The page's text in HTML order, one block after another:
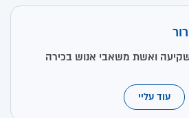
ואשת משאבי אנוש בכירה
עוד עליי